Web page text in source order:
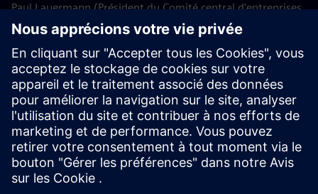
Paul Lauermann (Président du Comité central d'entreprises
de Siemens AG Autriche)
Klaus Höbarth
Michael Schnabel
Eveline Zauner
Statut : 25 octobre 2024